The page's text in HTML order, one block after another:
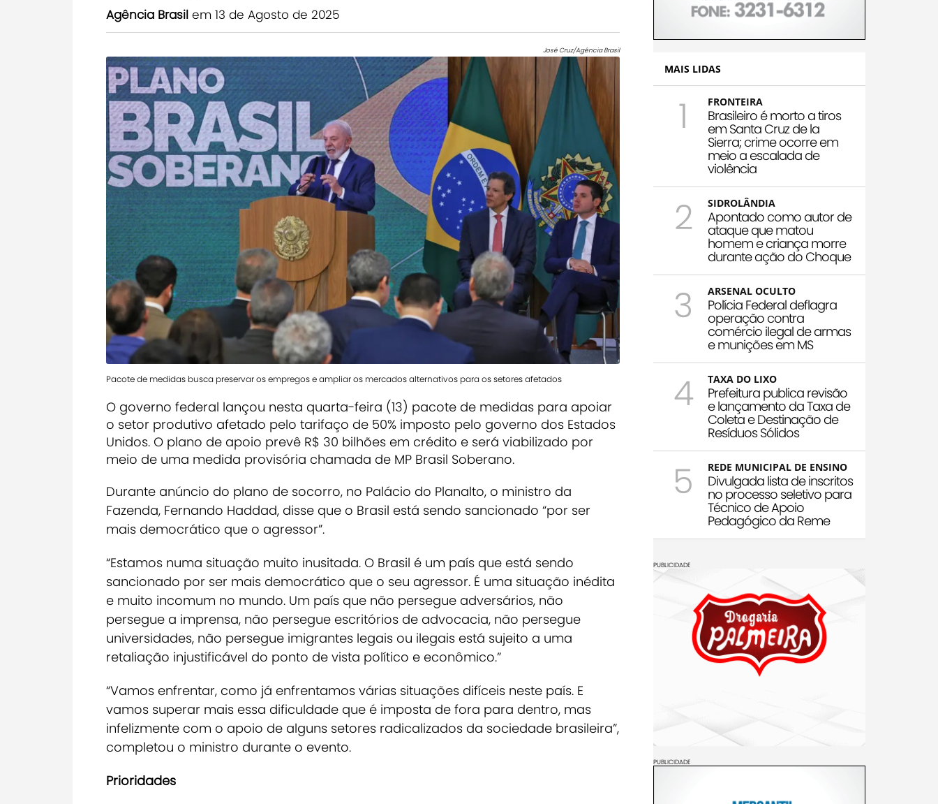
Agência Brasil em 13 de Agosto de 2025
José Cruz/Agência Brasil
Pacote de medidas busca preservar os empregos e ampliar os mercados alternativos para os setores afetados
O governo federal lançou nesta quarta-feira (13) pacote de medidas para apoiar
o setor produtivo afetado pelo tarifaço de 50% imposto pelo governo dos Estados
Unidos. O plano de apoio prevê R$ 30 bilhões em crédito e será viabilizado por
meio de uma medida provisória chamada de MP Brasil Soberano.
Durante anúncio do plano de socorro, no Palácio do Planalto, o ministro da
Fazenda, Fernando Haddad, disse que o Brasil está sendo sancionado “por ser
mais democrático que o agressor”.
“Estamos numa situação muito inusitada. O Brasil é um país que está sendo
sancionado por ser mais democrático que o seu agressor. É uma situação inédita
e muito incomum no mundo. Um país que não persegue adversários, não
persegue a imprensa, não persegue escritórios de advocacia, não persegue
universidades, não persegue imigrantes legais ou ilegais está sujeito a uma
retaliação injustificável do ponto de vista político e econômico.”
“Vamos enfrentar, como já enfrentamos várias situações difíceis neste país. E
vamos superar mais essa dificuldade que é imposta de fora para dentro, mas
infelizmente com o apoio de alguns setores radicalizados da sociedade brasileira”,
completou o ministro durante o evento.
Prioridades
MAIS LIDAS
1 FRONTEIRA
Brasileiro é morto a tiros
em Santa Cruz de la
Sierra; crime ocorre em
meio a escalada de
violência
2 SIDROLÂNDIA
Apontado como autor de
ataque que matou
homem e criança morre
durante ação do Choque
3 ARSENAL OCULTO
Polícia Federal deflagra
operação contra
comércio ilegal de armas
e munições em MS
4 TAXA DO LIXO
Prefeitura publica revisão
e lançamento da Taxa de
Coleta e Destinação de
Resíduos Sólidos
5 REDE MUNICIPAL DE ENSINO
Divulgada lista de inscritos
no processo seletivo para
Técnico de Apoio
Pedagógico da Reme
PUBLICIDADE
PUBLICIDADE